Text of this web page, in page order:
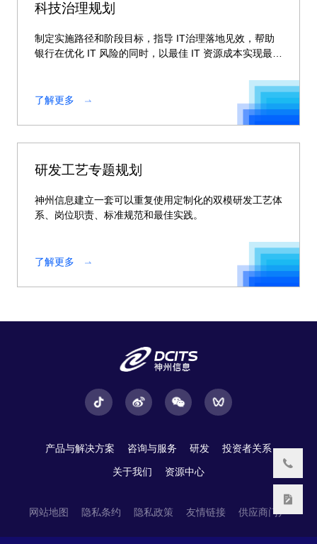
科技治理规划
制定实施路径和阶段目标，指导 IT治理落地见效，帮助
银行在优化 IT 风险的同时，以最佳 IT 资源成本实现最大
了解更多
研发工艺专题规划
神州信息建立一套可以重复使用定制化的双模研发工艺体
系、岗位职责、标准规范和最佳实践。
了解更多
产品与解决方案 咨询与服务 研发 投资者关系
关于我们 资源中心
网站地图 隐私条约 隐私政策 友情链接 供应商门户